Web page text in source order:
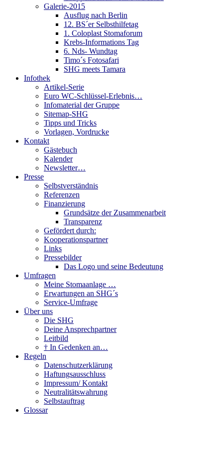
Galerie-2015
Ausflug nach Berlin
12. BS´er Selbsthilfetag
1. Coloplast Stomaforum
Krebs-Informations Tag
6. Nds- Wundtag
Timo´s Fotosafari
SHG meets Tamara
Infothek
Artikel-Serie
Euro WC-Schlüssel-Erlebnis…
Infomaterial der Gruppe
Sitemap-SHG
Tipps und Tricks
Vorlagen, Vordrucke
Kontakt
Gästebuch
Kalender
Newsletter…
Presse
Selbstverständnis
Referenzen
Finanzierung
Grundsätze der Zusammenarbeit
Transparenz
Gefördert durch:
Kooperationspartner
Links
Pressebilder
Das Logo und seine Bedeutung
Umfragen
Meine Stomaanlage …
Erwartungen an SHG´s
Service-Umfrage
Über uns
Die SHG
Deine Ansprechpartner
Leitbild
† In Gedenken an…
Regeln
Datenschutzerklärung
Haftungsausschluss
Impressum/ Kontakt
Neutralitätswahrung
Selbstauftrag
Glossar